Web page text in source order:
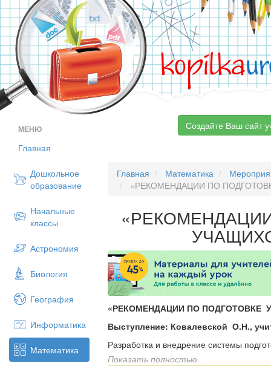
kopilka
МЕНЮ
Главная
Дошкольное
образование
Начальные
классы
Астрономия
Биология
География
Информатика
Математика
Создайте Ваш сайт
Главная Математика
«РЕКОМЕНДАЦИИ ПО
«РЕКОМЕНДАЦИИ ПО ПОДГОТОВКЕ
Выступление: Ковалевской О.Н.,
Разработка и внедрение системы
существенной частью научно-
Показать полностью